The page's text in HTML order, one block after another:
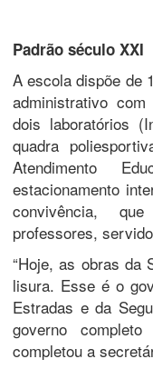
Padrão século XXI
A escola dispõe de
administrativo
dois laboratórios
quadra
Atendimento
estacionamento
convivência,
professores,
“Hoje, as obras da
lisura. Esse é o
Estradas e da
governo
completou a